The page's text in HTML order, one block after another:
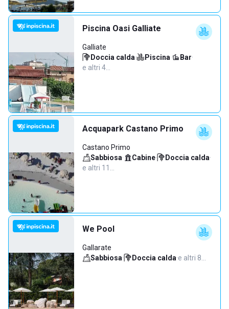
Piscina Oasi Galliate
Galliate
Doccia calda· Piscina· Bar·
e altri 4…
Acquapark Castano Primo
Castano Primo
Sabbiosa· Cabine· Doccia calda·
e altri 11…
We Pool
Gallarate
Sabbiosa· Doccia calda·e altri 8…